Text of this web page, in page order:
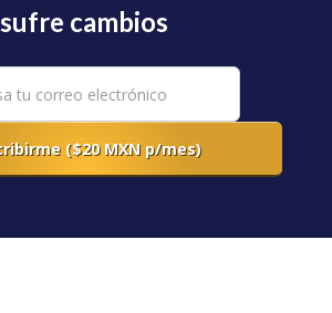
sufre cambios